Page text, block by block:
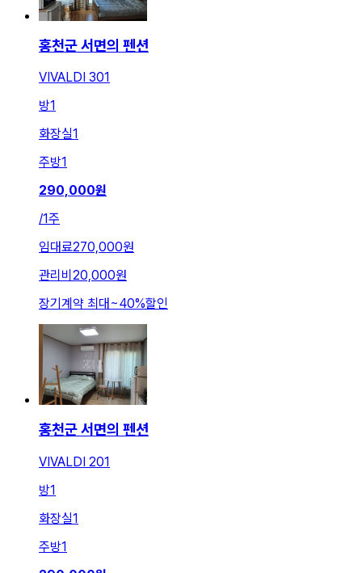
홍천군 서면의 펜션
VIVALDI 301
방1
화장실1
주방1
290,000원
/1주
임대료270,000원
관리비 20,000원
장기계약 최대 ~40%할인
홍천군 서면의 펜션
VIVALDI 201
방1
화장실1
주방1